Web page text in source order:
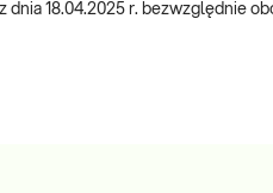
18.04.2025 r. bezwzględnie